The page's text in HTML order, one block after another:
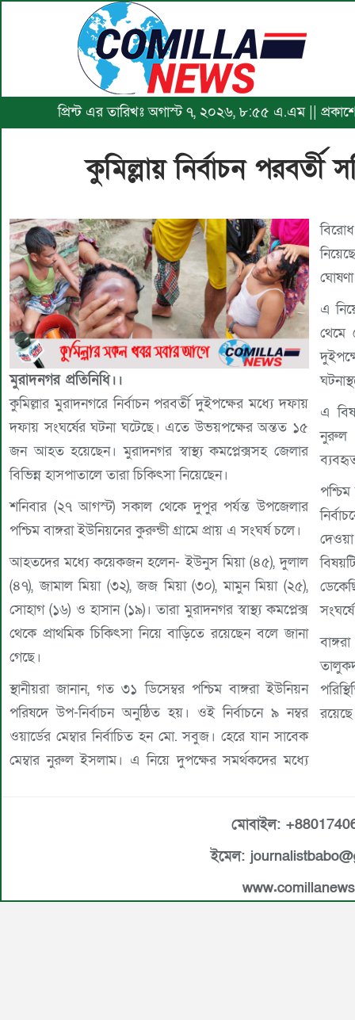
প্রিন্ট এর তারিখঃ অগাস্ট ৭, ২০২৬, ৮:৫৫ এ.এম ||
কুমিল্লায় নির্বাচন
মুরাদনগর প্রতিনিধি।।
কুমিল্লার মুরাদনগরে নির্বাচন পরবর্তী দুইপক্ষের মধ্যে দফায়
দফায় সংঘর্ষের ঘটনা ঘটেছে। এতে উভয়পক্ষের অন্তত ১৫
জন আহত হয়েছেন। মুরাদনগর স্বাস্থ্য কমপ্লেক্সসহ জেলার
বিভিন্ন হাসপাতালে তারা চিকিৎসা নিয়েছেন।
শনিবার (২৭ আগস্ট) সকাল থেকে দুপুর পর্যন্ত উপজেলার
পশ্চিম বাঙ্গরা ইউনিয়নের কুরুন্ডী গ্রামে প্রায় এ সংঘর্ষ চলে।
আহতদের মধ্যে কয়েকজন হলেন- ইউনুস মিয়া (৪৫), দুলাল
(৪৭), জামাল মিয়া (৩২), জজ মিয়া (৩০), মামুন মিয়া (২৫),
সোহাগ (১৬) ও হাসান (১৯)। তারা মুরাদনগর স্বাস্থ্য কমপ্লেক্স
থেকে প্রাথমিক চিকিৎসা নিয়ে বাড়িতে রয়েছেন বলে জানা
গেছে।
স্থানীয়রা জানান, গত ৩১ ডিসেম্বর পশ্চিম বাঙ্গরা ইউনিয়ন
পরিষদে উপ-নির্বাচন অনুষ্ঠিত হয়। ওই নির্বাচনে ৯ নম্বর
ওয়ার্ডের মেম্বার নির্বাচিত হন মো. সবুজ। হেরে যান সাবেক
মেম্বার নুরুল ইসলাম। এ নিয়ে দুপক্ষের সমর্থকদের মধ্যে
ঘোষণা
এ
থেমে
এ
নুরুল
মোবাইল:
ইমেল: